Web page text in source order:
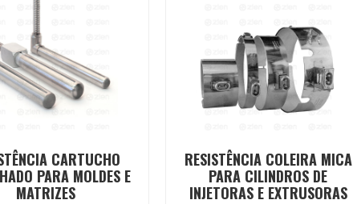
CARTUCHO
PARA MOLDES E
MATRIZES
RESISTÊNCIA COLEIRA MICA
PARA CILINDROS DE
INJETORAS E EXTRUSORAS